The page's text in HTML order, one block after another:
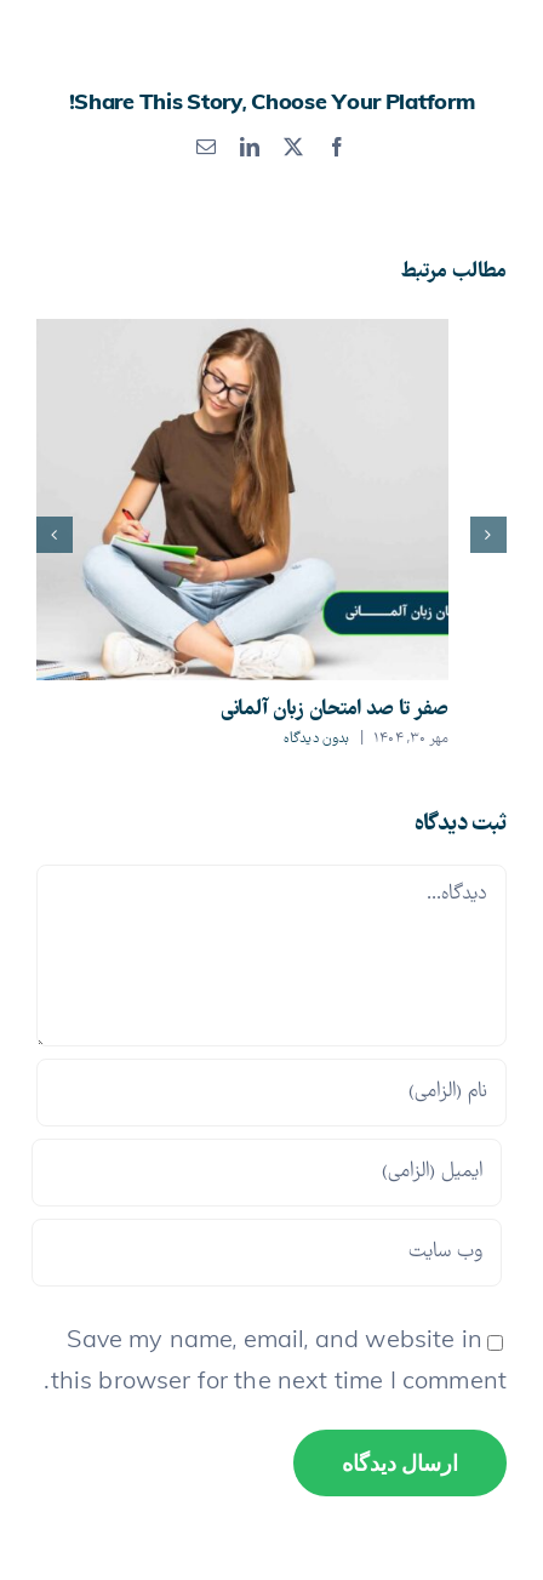
Share This Story, Choose Your Platform!
Facebook
X
LinkedInپست
مطالب مرتبط
صفر تا صد امتحان زبان آلمانی
مهر ۳۰, ۱۴۰۴ بدون ديدگاه
ثبت ديدگاه
Comment
Save my name, email, and website in
this browser for the next time I comment.